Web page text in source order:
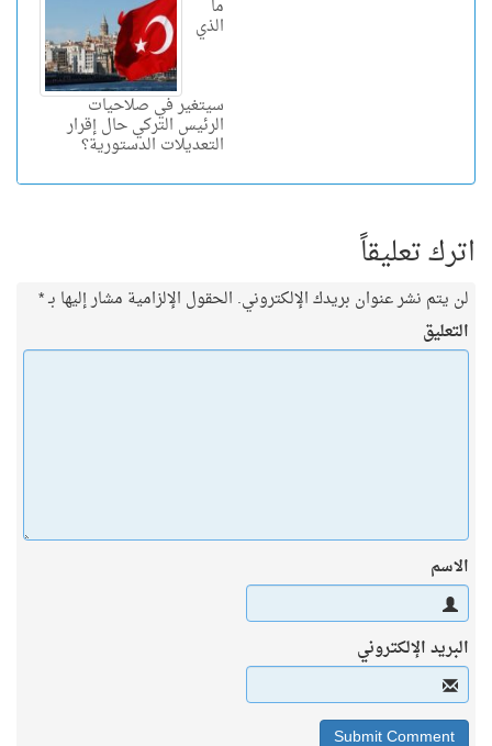
ما
الذي
سيتغير في صلاحيات
الرئيس التركي حال إقرار
التعديلات الدستورية؟
اترك تعليقاً
لن يتم نشر عنوان بريدك الإلكتروني. الحقول الإلزامية مشار إليها بـ*
التعليق
الاسم
البريد الإلكتروني